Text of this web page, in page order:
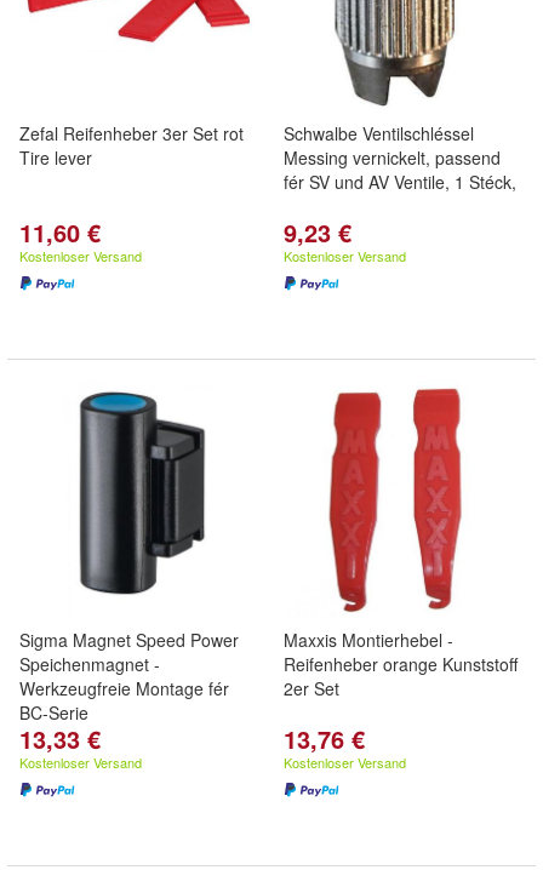
Zefal Reifenheber 3er Set rot
Tire lever
11,60 €
Kostenloser Versand
Schwalbe Ventilschléssel
Messing vernickelt, passend
fér SV und AV Ventile, 1 Stéck,
9,23 €
Kostenloser Versand
Sigma Magnet Speed Power
Speichenmagnet -
Werkzeugfreie Montage fér
BC-Serie
13,33 €
Kostenloser Versand
Maxxis Montierhebel -
Reifenheber orange Kunststoff
2er Set
13,76 €
Kostenloser Versand